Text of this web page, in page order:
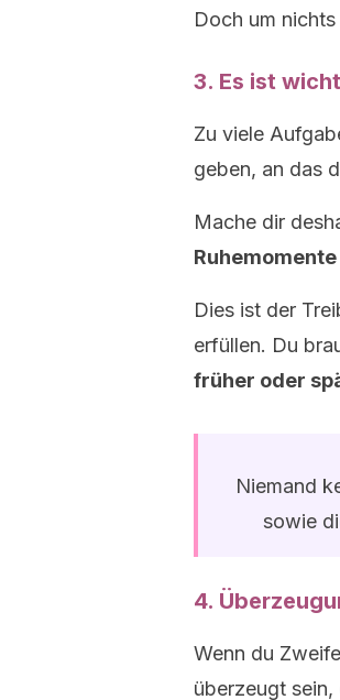
Doch um
3. Es ist
Zu viele
geben, an das
Mache dir
Dies ist der
erfüllen. Du
früher oder
Niemand
sowie
4.
Wenn du
überzeugt